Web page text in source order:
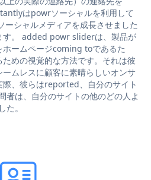
はpowrソーシャルを利用して
ーシャルメディアを成長させました
す。 added powr sliderは、製品が
ームページcoming toであるた
めの視覚的な方法です。それは彼
ムレスに顧客に素晴らしいオンサ
、彼らはreported、自分のサイト
者は、自分のサイトの他のどの人よ
た。